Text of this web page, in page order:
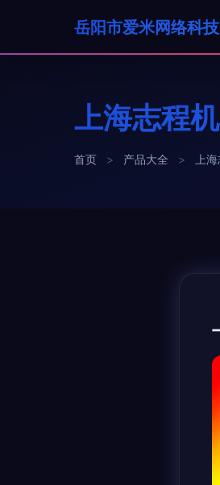
上海志程
首页 > 产品大全 > 上